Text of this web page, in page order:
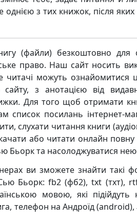
однією з тих книжок, після
(файли) безкоштовно для
право. Наш сайт носить
читачі можуть ознайомитися
з анотацією від
Для того щоб отримати
список посилань інтернет-
слухати читання книги
або читати онлайн повну
Бьорк та насолоджуватися
ви зможете знайти такі
Бьорк: fb2 (фб2), txt (тхт),
мовою, які підійдуть
телефон на Андроїд